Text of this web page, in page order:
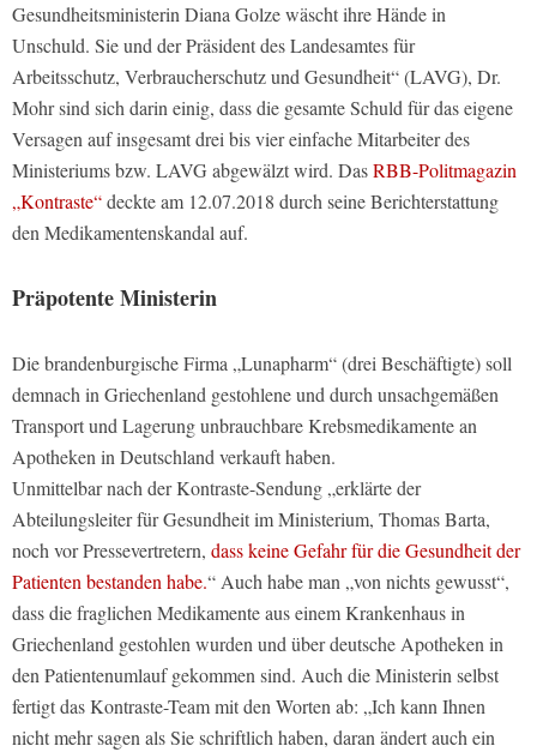
Gesundheitsministerin Diana Golze wäscht ihre Hände in
Unschuld. Sie und der Präsident des Landesamtes für
Arbeitsschutz, Verbraucherschutz und Gesundheit“ (LAVG), Dr.
Mohr sind sich darin einig, dass die gesamte Schuld für das eigene
Versagen auf insgesamt drei bis vier einfache Mitarbeiter des
Ministeriums bzw. LAVG abgewälzt wird. DasRBB-Politmagazin
„Kontraste“deckte am 12.07.2018 durch seine Berichterstattung
den Medikamentenskandal auf.
Präpotente Ministerin
Die brandenburgische Firma „Lunapharm“ (drei Beschäftigte) soll
demnach in Griechenland gestohlene und durch unsachgemäßen
Transport und Lagerung unbrauchbare Krebsmedikamente an
Apotheken in Deutschland verkauft haben.
Unmittelbar nach der Kontraste-Sendung „erklärte der
Abteilungsleiter für Gesundheit im Ministerium, Thomas Barta,
noch vor Pressevertretern, dass keine Gefahr für die Gesundheit der
Patienten bestanden habe.“ Auch habe man „von nichts gewusst“,
dass die fraglichen Medikamente aus einem Krankenhaus in
Griechenland gestohlen wurden und über deutsche Apotheken in
den Patientenumlauf gekommen sind. Auch die Ministerin selbst
fertigt das Kontraste-Team mit den Worten ab: „Ich kann Ihnen
nicht mehr sagen als Sie schriftlich haben, daran ändert auch ein